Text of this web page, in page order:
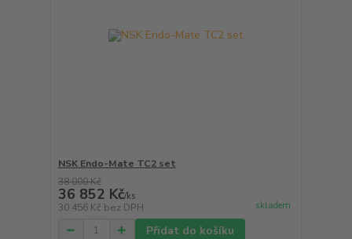
NSK Endo-Mate TC2 set
38 000 Kč
36 852 Kč/ks
30 456 Kč bez DPH skladem
Přidat do košíku